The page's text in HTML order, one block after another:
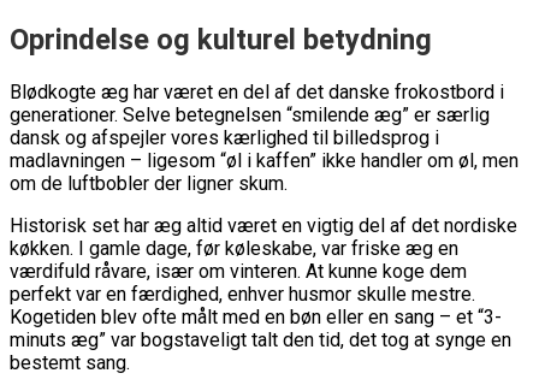
Oprindelse og kulturel betydning
Blødkogte æg har været en del af det danske frokostbord i
generationer. Selve betegnelsen “smilende æg” er særlig
dansk og afspejler vores kærlighed til billedsprog i
madlavningen – ligesom “øl i kaffen” ikke handler om øl, men
om de luftbobler der ligner skum.
Historisk set har æg altid været en vigtig del af det nordiske
køkken. I gamle dage, før køleskabe, var friske æg en
værdifuld råvare, især om vinteren. At kunne koge dem
perfekt var en færdighed, enhver husmor skulle mestre.
Kogetiden blev ofte målt med en bøn eller en sang – et “3-
minuts æg” var bogstaveligt talt den tid, det tog at synge en
bestemt sang.